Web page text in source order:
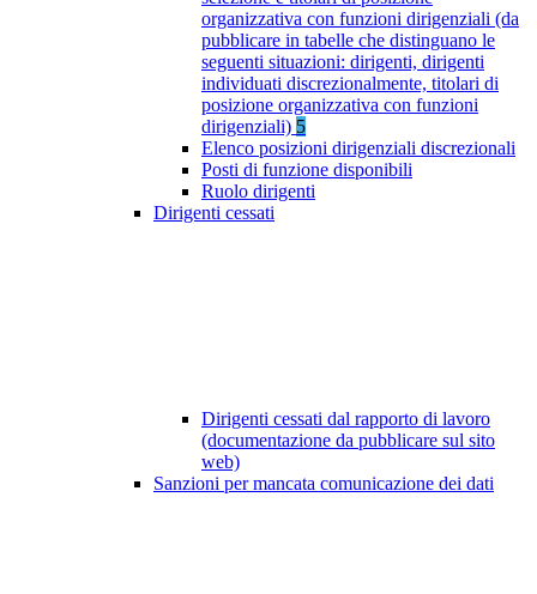
organizzativa con funzioni dirigenziali (da
pubblicare in tabelle che distinguano le
seguenti situazioni: dirigenti, dirigenti
individuati discrezionalmente, titolari di
posizione organizzativa con funzioni
dirigenziali) 5
Elenco posizioni dirigenziali discrezionali
Posti di funzione disponibili
Ruolo dirigenti
Dirigenti cessati
Dirigenti cessati dal rapporto di lavoro
(documentazione da pubblicare sul sito
web)
Sanzioni per mancata comunicazione dei dati